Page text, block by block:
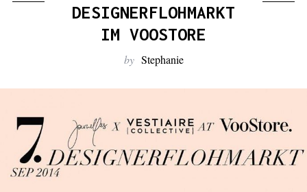
:
DESIGNERFLOHMARKT
IM VOOSTORE
by Stephanie